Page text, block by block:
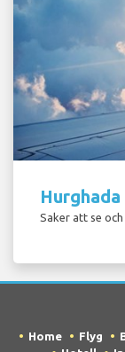
Saker att se
Home Flyg